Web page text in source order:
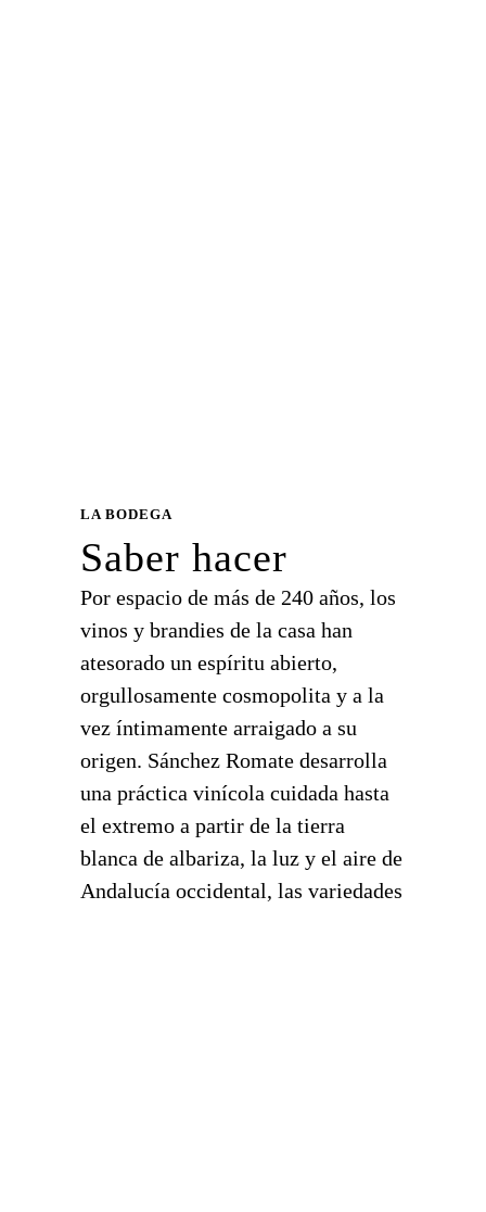
LA BODEGA
Saber hacer
Por espacio de más de 240 años, los
vinos y brandies de la casa han
atesorado un espíritu abierto,
orgullosamente cosmopolita y a la
vez íntimamente arraigado a su
origen. Sánchez Romate desarrolla
una práctica vinícola cuidada hasta
el extremo a partir de la tierra
blanca de albariza, la luz y el aire de
Andalucía occidental, las variedades